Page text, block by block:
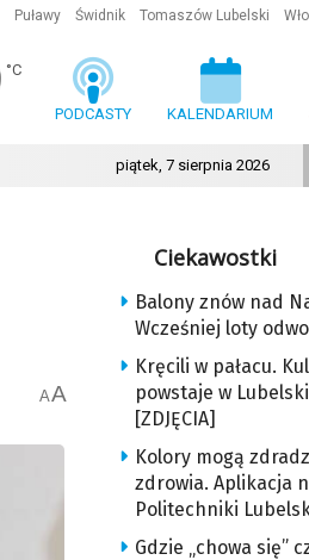
Puławy Świdnik Tomaszów Lubelski
°C
PODCASTY KALENDARIUM
piątek, 7 sierpnia 2026
AA
Ciekawostki
Balony znów nad
Wcześniej loty
Kręcili w pałacu.
powstaje w
[ZDJĘCIA]
Kolory mogą
zdrowia. Aplikacja
Politechniki
Gdzie „chowa się”